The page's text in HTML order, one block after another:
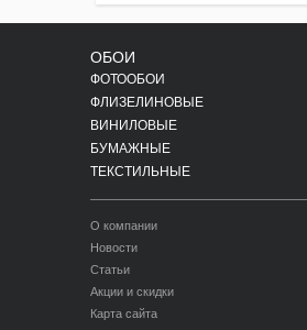
ОБОИ
ФОТООБОИ
ФЛИЗЕЛИНОВЫЕ
ВИНИЛОВЫЕ
БУМАЖНЫЕ
ТЕКСТИЛЬНЫЕ
О компании
Новости
Статьи
Акции и скидки
Карта сайта